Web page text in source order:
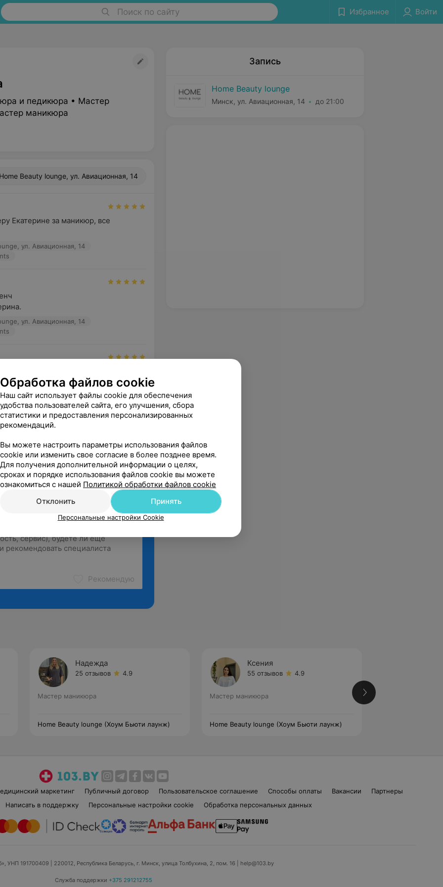
Поиск по сайту Избранное Войти
и педикюра • Мастер
маникюра
Home Beauty lounge, ул. Авиационная, 14
Екатерине за маникюр, все
ул. Авиационная, 14
ул. Авиационная, 14
приятная в общении,
работу. Маникюр выглядит
ул. Авиационная, 14
ещё
Рекомендую
Запись
Home Beauty lounge
Минск, ул. Авиационная, 14 до 21:00
Надежда
25 отзывов 4.9
Мастер маникюра
Home Beauty lounge (Хоум Бьюти лаунж)
Ксения
55 отзывов 4.9
Мастер маникюра
Home Beauty lounge (Хоум Бьюти лаунж)
маркетинг Публичный договор Пользовательское соглашение Способы оплаты Вакансии
Партнеры
Написать в поддержку Персональные настройки cookie Обработка персональных данных
УНП 191700409 | 220012, Республика Беларусь, г. Минск, улица Толбухина, 2, пом. 16 | help@103.by
Служба поддержки +375 291212755
Обработка файлов cookie
Наш сайт использует файлы cookie для обеспечения
удобства пользователей сайта, его улучшения, сбора
статистики и предоставления персонализированных
рекомендаций.
Вы можете настроить параметры использования файлов
cookie или изменить свое согласие в более позднее время.
Для получения дополнительной информации о целях,
сроках и порядке использования файлов cookie вы можете
ознакомиться с нашей Политикой обработки файлов cookie
Отклонить
Принять
Персональные настройки Cookie